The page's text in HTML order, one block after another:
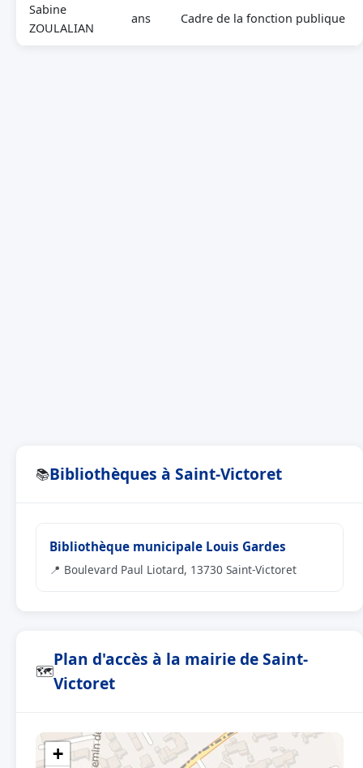
Sabine
ZOULALIAN
ans Cadre de la fonction publique
📚Bibliothèques à Saint-Victoret
Bibliothèque municipale Louis Gardes
📍 Boulevard Paul Liotard, 13730 Saint-Victoret
🗺
Plan d'accès à la mairie de Saint-
Victoret
+